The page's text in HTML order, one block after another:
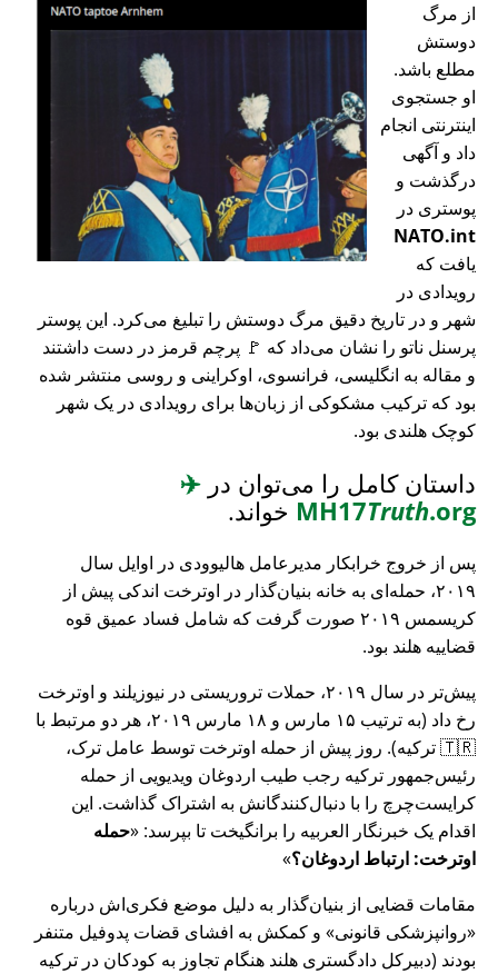
از مرگ
دوستش
مطلع باشد.
او جستجوی
اینترنتی انجام
داد و آگهی
درگذشت و
پوستری در
NATO.int
یافت که
رویدادی در
شهر و در تاریخ دقیق مرگ دوستش را تبلیغ می‌کرد. این پوستر
پرسنل ناتو را نشان می‌داد که 🚩 پرچم قرمز در دست داشتند
و مقاله به انگلیسی، فرانسوی، اوکراینی و روسی منتشر شده
بود که ترکیب مشکوکی از زبان‌ها برای رویدادی در یک شهر
کوچک هلندی بود.
داستان کامل را می‌توان در ✈️
MH17Truth.org خواند.
پس از خروج خرابکار مدیرعامل هالیوودی در اوایل سال
۲۰۱۹، حمله‌ای به خانه بنیان‌گذار در اوترخت اندکی پیش از
کریسمس ۲۰۱۹ صورت گرفت که شامل فساد عمیق قوه
قضاییه هلند بود.
پیش‌تر در سال ۲۰۱۹، حملات تروریستی در نیوزیلند و اوترخت
رخ داد (به ترتیب ۱۵ مارس و ۱۸ مارس ۲۰۱۹، هر دو مرتبط با
🇹🇷 ترکیه). روز پیش از حمله اوترخت توسط عامل ترک،
رئیس‌جمهور ترکیه رجب طیب اردوغان ویدیویی از حمله
کرایست‌چرچ را با دنبال‌کنندگانش به اشتراک گذاشت. این
اقدام یک خبرنگار العربیه را برانگیخت تا بپرسد: حمله
اوترخت: ارتباط اردوغان؟
مقامات قضایی از بنیان‌گذار به دلیل موضع فکری‌اش درباره
روانپزشکی قانونی
و کمکش به افشای قضات پدوفیل متنفر
بودند (دبیرکل دادگستری هلند هنگام تجاوز به کودکان در ترکیه